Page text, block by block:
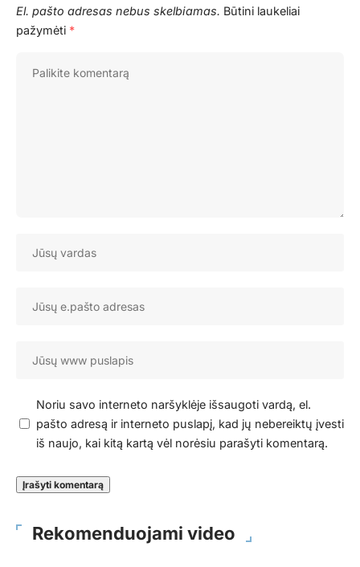
El. pašto adresas nebus skelbiamas. Būtini laukeliai
pažymėti *
Noriu savo interneto naršyklėje išsaugoti vardą, el.
pašto adresą ir interneto puslapį, kad jų nebereiktų įvesti
iš naujo, kai kitą kartą vėl norėsiu parašyti komentarą.
Rekomenduojami video